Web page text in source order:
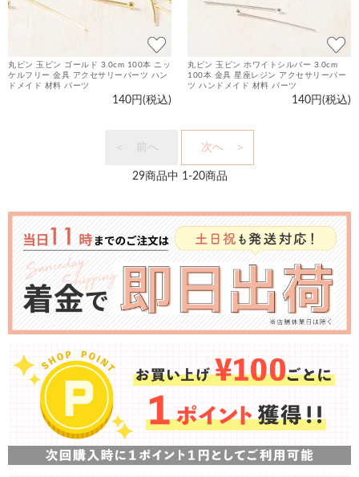
丸ピン 玉ピン ゴールド 3.0cm 100本 ニッ
ケルフリー 金具 アクセサリーパーツ ハン
ドメイド 材料 パーツ
140円(税込)
丸ピン 玉ピン ホワイトシルバー 3.0cm
100本 金具 星座レジン アクセサリーパー
ツ ハンドメイド 材料 パーツ
140円(税込)
＜ 前へ 次へ ＞
29商品中 1 -20商品